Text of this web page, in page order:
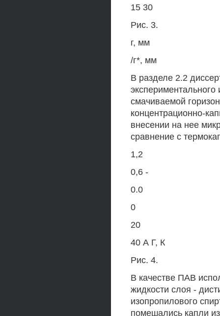
15 30
Рис. 3.
г, мм
/г*, мм
В разделе 2.2
смачиваемой
концентрационно-
внесении на нее
сравнение с
1,2
0,6 -
0.0
0
20
40 А Г, К
Рис. 4.
В качестве ПАВ
жидкости слоя -
изопропилового
помешались капли